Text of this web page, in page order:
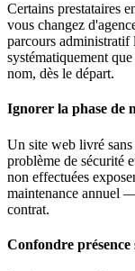
Certains prestataires
vous changez
parcours
systématiquement
nom, dès le départ.
Ignorer la phase de
Un site web livré
problème de sécurité
non effectuées
maintenance annuel
contrat.
Confondre présence